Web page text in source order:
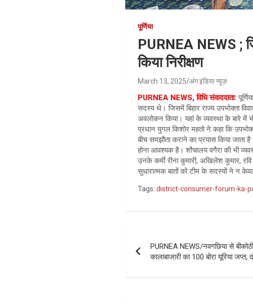
पूर्णिया
PURNEA NEWS ;
किया निरीक्षण
March 13, 2025 अंग इंडिया न्यूज़
PURNEA NEWS, विधि संवाददाता:
सदस्य थे। जिसमें बिहार राज्य उपभोक्ता
अवलोकन किया। यहां के व्यवस्था के बारे
प्रधान युगल किशोर महतो ने कहा कि
बीच समझौता कराने का प्रयास किया जाता
होना आवश्यक है। शौचालय वगैरा की भी
उनके कर्मी रीना कुमारी, अखिलेश कुमार,
सुधारात्मक बातों को टीम के सदस्यों ने न
Tags: district-consumer-forum-ka-
navigation
PURNEA NEWS/नवगछिया से
कालाबाजारी का 100 बोरा यूरिया जप्त,